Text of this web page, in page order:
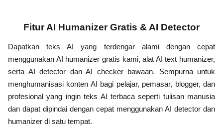
Fitur AI Humanizer Gratis & AI Detector
Dapatkan teks AI yang terdengar alami dengan cepat
menggunakan AI humanizer gratis kami, alat AI text humanizer,
serta AI detector dan AI checker bawaan. Sempurna untuk
menghumanisasi konten AI bagi pelajar, pemasar, blogger, dan
profesional yang ingin teks AI terbaca seperti tulisan manusia
dan dapat dipindai dengan cepat menggunakan AI detector dan
humanizer di satu tempat.